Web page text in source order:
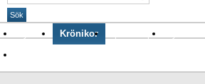
Nyheter Krönikor Sport & spel